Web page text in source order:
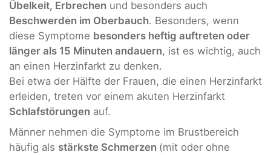
Übelkeit, Erbrechen und besonders auch
Beschwerden im Oberbauch. Besonders, wenn
diese Symptome besonders heftig auftreten oder
länger als 15 Minuten andauern, ist es wichtig, auch
an einen Herzinfarkt zu denken.
Bei etwa der Hälfte der Frauen, die einen Herzinfarkt
erleiden, treten vor einem akuten Herzinfarkt
Schlafstörungen auf.
Männer nehmen die Symptome im Brustbereich
häufig als stärkste Schmerzen (mit oder ohne